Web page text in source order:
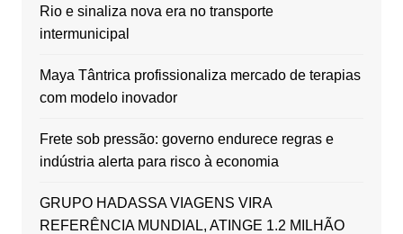
Rio e sinaliza nova era no transporte
intermunicipal
Maya Tântrica profissionaliza mercado de terapias
com modelo inovador
Frete sob pressão: governo endurece regras e
indústria alerta para risco à economia
GRUPO HADASSA VIAGENS VIRA
REFERÊNCIA MUNDIAL, ATINGE 1.2 MILHÃO